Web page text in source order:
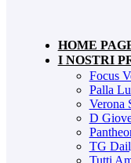
HOME
I NOSTRI
Focus
Palla
Verona
D
TG
Tutti